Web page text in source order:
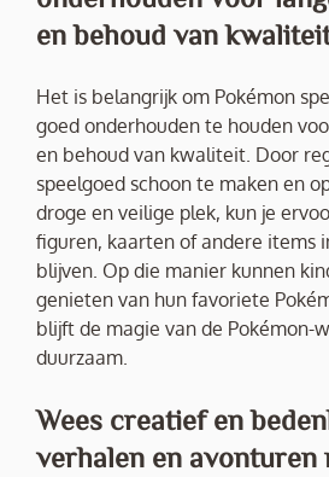
en behoud van
Het is belangrijk om Pokémon
goed onderhouden te houden
en behoud van kwaliteit. Door
speelgoed schoon te maken en
droge en veilige plek, kun je
figuren, kaarten of andere items
blijven. Op die manier kunnen
genieten van hun favoriete
blijft de magie van de Pokémon-
duurzaam.
Wees creatief en
verhalen en avonturen